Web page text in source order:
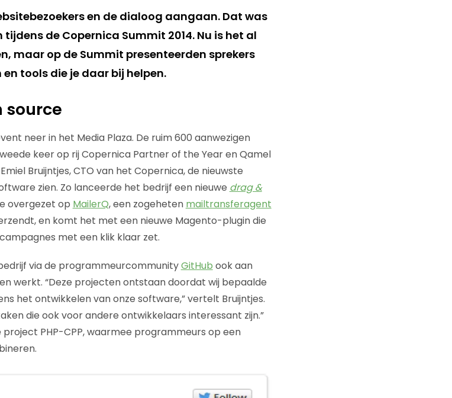
en de dialoog aangaan. Dat was
de Copernica Summit 2014. Nu is het al
maar op de Summit presenteerden sprekers
tools die je daar bij helpen.
source
neer in het Media Plaza. De ruim 600 aanwezigen
keer op rij Copernica Partner of the Year en Qamel
Bruijntjes, CTO van het Copernica, de nieuwste
zien. Zo lanceerde het bedrijf een nieuwe drag &
overgezet op MailerQ, een zogeheten mailtransferagent
en komt het met een nieuwe Magento-plugin die
met een klik klaar zet.
via de programmeurcommunityGitHub ook aan
werkt. “Deze projecten ontstaan doordat wij bepaalde
het ontwikkelen van onze software,” vertelt Bruijntjes.
die ook voor andere ontwikkelaars interessant zijn.”
PHP-CPP, waarmee programmeurs op een